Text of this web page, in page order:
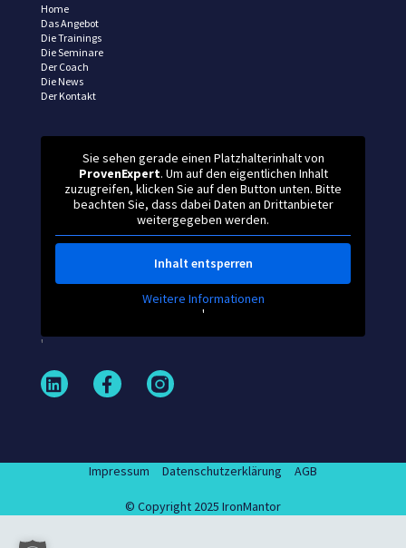
Home
Das Angebot
Die Trainings
Die Seminare
Der Coach
Die News
Der Kontakt
Sie sehen gerade einen Platzhalterinhalt von
ProvenExpert. Um auf den eigentlichen Inhalt
zuzugreifen, klicken Sie auf den Button unten. Bitte
beachten Sie, dass dabei Daten an Drittanbieter
weitergegeben werden.
Inhalt entsperren
Weitere Informationen
'
'
L
i
d
F
a
o
o
-
Impressum Datenschutzerklärung AGB
© Copyright 2025 IronMantor